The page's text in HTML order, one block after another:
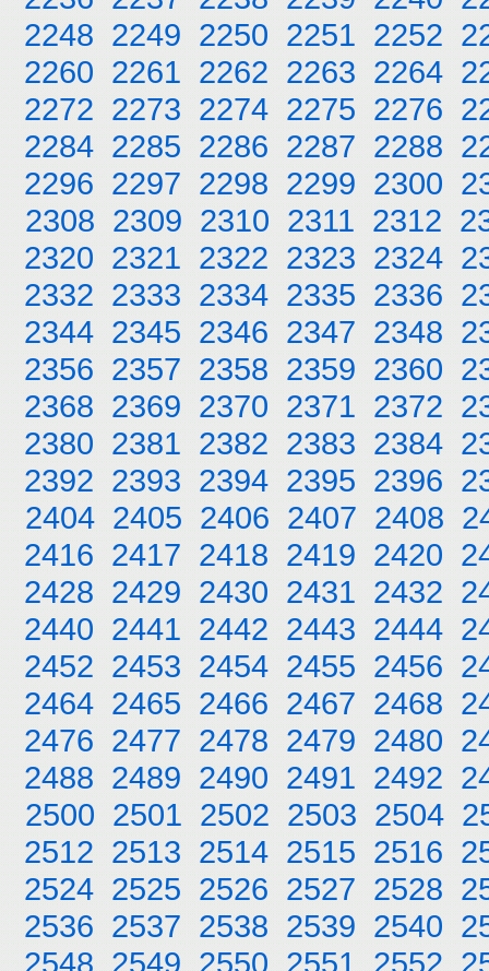
2248 2249 2250 2251 2252
2260 2261 2262 2263 2264
2272 2273 2274 2275 2276
2284 2285 2286 2287 2288
2296 2297 2298 2299 2300
2308 2309 2310 2311 2312
2320 2321 2322 2323 2324
2332 2333 2334 2335 2336
2344 2345 2346 2347 2348
2356 2357 2358 2359 2360
2368 2369 2370 2371 2372
2380 2381 2382 2383 2384
2392 2393 2394 2395 2396
2404 2405 2406 2407 2408
2416 2417 2418 2419 2420
2428 2429 2430 2431 2432
2440 2441 2442 2443 2444
2452 2453 2454 2455 2456
2464 2465 2466 2467 2468
2476 2477 2478 2479 2480
2488 2489 2490 2491 2492
2500 2501 2502 2503 2504
2512 2513 2514 2515 2516
2524 2525 2526 2527 2528
2536 2537 2538 2539 2540
2548 2549 2550 2551 2552